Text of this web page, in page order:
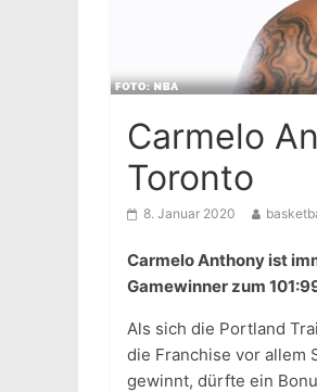
Carmelo
Toronto
8. Januar 2020
Carmelo Anthony ist
Gamewinner zum
Als sich die Portland
die Franchise vor allem
gewinnt, dürfte ein